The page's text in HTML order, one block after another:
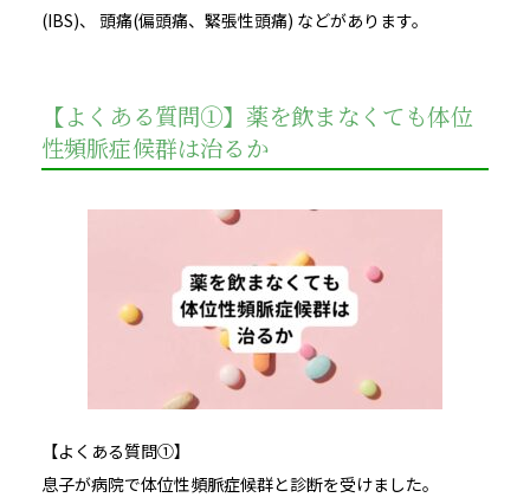
(IBS)、 頭痛(偏頭痛、緊張性頭痛) などがあります。
【よくある質問①】薬を飲まなくても体位
性頻脈症候群は治るか
【よくある質問①】
息子が病院で体位性頻脈症候群と診断を受けました。